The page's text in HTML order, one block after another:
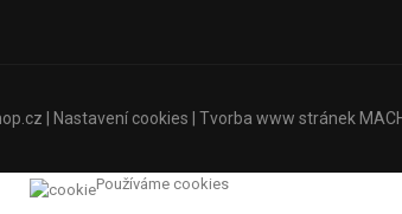
Nastavení cookies | Tvorba www stránek
Používáme cookies